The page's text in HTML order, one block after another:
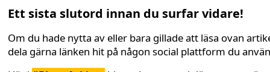
Ett sista slutord innan du surfar vidare!
Om du hade nytta av eller bara gillade att läsa ovan
dela gärna länken hit på någon social plattform du